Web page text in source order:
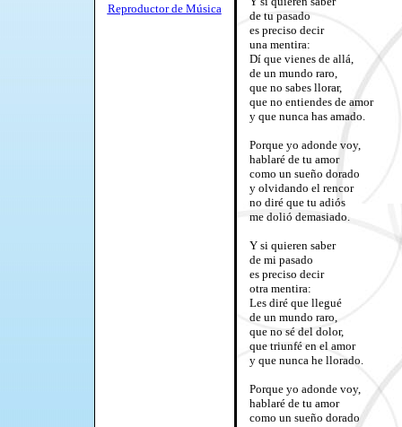
Reproductor de Música
de tu pasado
es preciso decir
una mentira:
Dí que vienes de allá,
de un mundo raro,
que no sabes llorar,
que no entiendes de amor
y que nunca has amado.
Porque yo adonde voy,
hablaré de tu amor
como un sueño dorado
y olvidando el rencor
no diré que tu adiós
me dolió demasiado.
Y si quieren saber
de mi pasado
es preciso decir
otra mentira:
Les diré que llegué
de un mundo raro,
que no sé del dolor,
que triunfé en el amor
y que nunca he llorado.
Porque yo adonde voy,
hablaré de tu amor
como un sueño dorado